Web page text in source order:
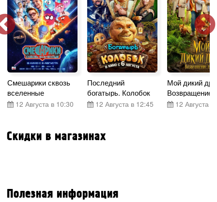
Смешарики сквозь
вселенные
12 Августа в 10:30
Последний
богатырь. Колобок
12 Августа в 12:45
Мой дикий
Возвращение
12 Августа
Скидки в магазинах
Полезная информация